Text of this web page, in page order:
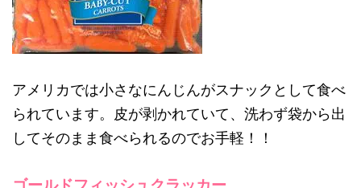
アメリカでは小さなにんじんがスナックとして食べ
られています。皮が剥かれていて、洗わず袋から出
してそのまま食べられるのでお手軽！！